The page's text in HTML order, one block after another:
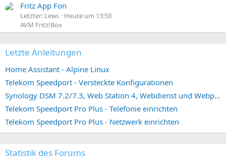
Fritz App Fon
Letzter: Lewi. Heute um 13:50
AVM Fritz!Box
Letzte Anleitungen
Home Assistant - Alpine Linux
Telekom Speedport - Versteckte Konfigurationen
Synology DSM 7.2/7.3, Web Station 4, Webdienst und Webportal erstellen (ehemals vHost)
Telekom Speedport Pro Plus - Telefonie einrichten
Telekom Speedport Pro Plus - Netzwerk einrichten
Statistik des Forums